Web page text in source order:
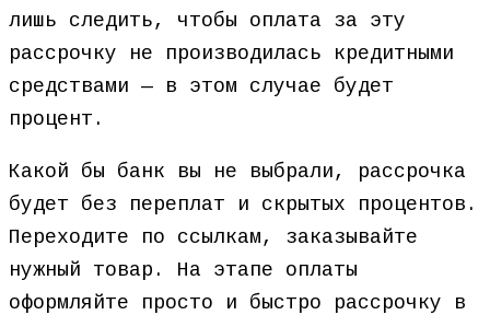
лишь следить, чтобы оплата за эту
рассрочку не производилась кредитными
средствами — в этом случае будет
процент.
Какой бы банк вы не выбрали, рассрочка
будет без переплат и скрытых процентов.
Переходите по ссылкам, заказывайте
нужный товар. На этапе оплаты
оформляйте просто и быстро рассрочку в